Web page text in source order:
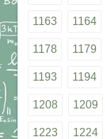
1163 1164
1178 1179
1193 1194
1208 1209
1223 1224